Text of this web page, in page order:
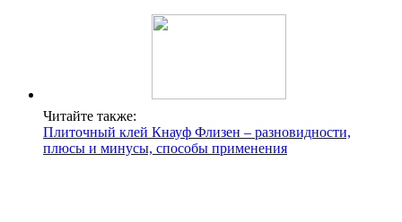
Читайте также:
Плиточный клей Кнауф Флизен – разновидности,
плюсы и минусы, способы применения